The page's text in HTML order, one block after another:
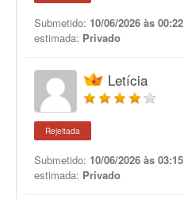
Submetido: 10/06/2026 às 00:22
estimada: Privado
Letícia
Rejeitada
Submetido: 10/06/2026 às 03:15
estimada: Privado